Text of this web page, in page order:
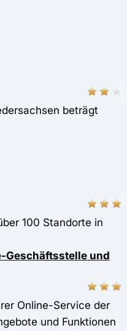
beträgt
100 Standorte in
Geschäftsstelle und
Online-Service der
und Funktionen